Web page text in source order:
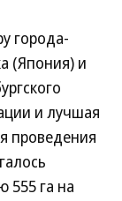
города-
(Япония) и
и лучшая
проведения
555 га на